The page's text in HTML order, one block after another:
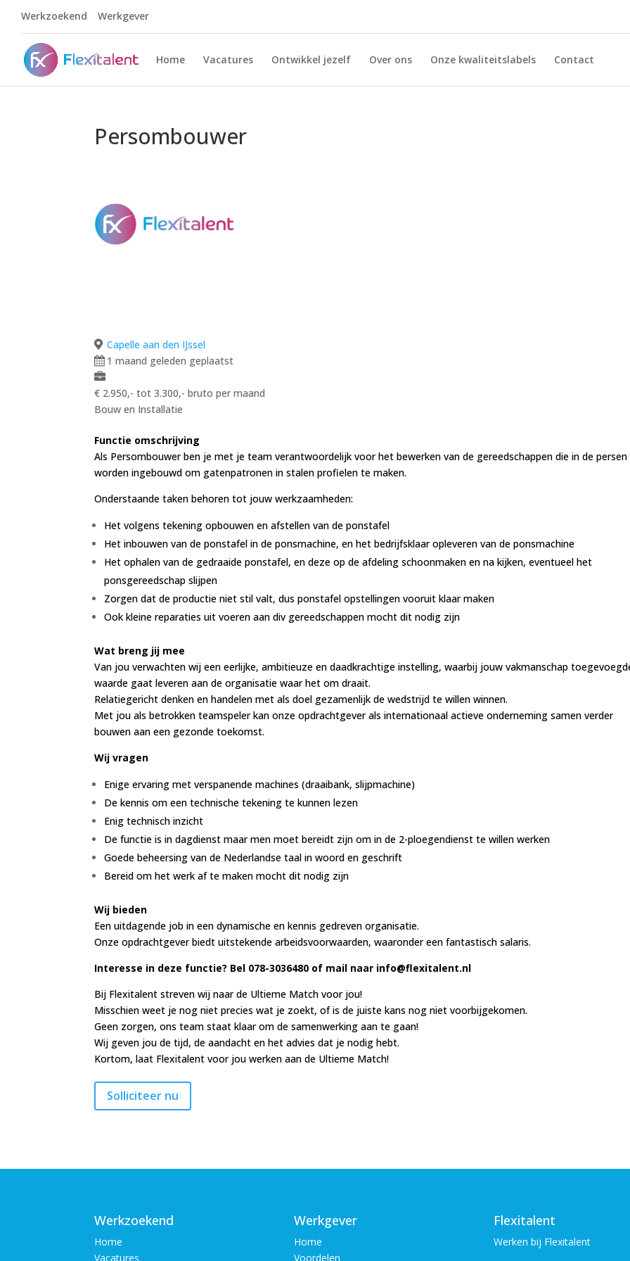
Werkzoekend Werkgever
Home Vacatures Ontwikkel jezelf Over ons Onze kwaliteitslabels Contact
Persombouwer
Capelle aan den IJssel
1 maand geleden geplaatst
€ 2.950,- tot 3.300,- bruto per maand
Bouw en Installatie
Functie omschrijving
Als Persombouwer ben je met je team verantwoordelijk voor het bewerken van de gereedschappen die in de persen
worden ingebouwd om gatenpatronen in stalen profielen te maken.
Onderstaande taken behoren tot jouw werkzaamheden:
Het volgens tekening opbouwen en afstellen van de ponstafel
Het inbouwen van de ponstafel in de ponsmachine, en het bedrijfsklaar opleveren van de ponsmachine
Het ophalen van de gedraaide ponstafel, en deze op de afdeling schoonmaken en na kijken, eventueel het
ponsgereedschap slijpen
Zorgen dat de productie niet stil valt, dus ponstafel opstellingen vooruit klaar maken
Ook kleine reparaties uit voeren aan div gereedschappen mocht dit nodig zijn
Wat breng jij mee
Van jou verwachten wij een eerlijke, ambitieuze en daadkrachtige instelling, waarbij jouw vakmanschap
waarde gaat leveren aan de organisatie waar het om draait.
Relatiegericht denken en handelen met als doel gezamenlijk de wedstrijd te willen winnen.
Met jou als betrokken teamspeler kan onze opdrachtgever als internationaal actieve onderneming samen verder
bouwen aan een gezonde toekomst.
Wij vragen
Enige ervaring met verspanende machines (draaibank, slijpmachine)
De kennis om een technische tekening te kunnen lezen
Enig technisch inzicht
De functie is in dagdienst maar men moet bereidt zijn om in de 2-ploegendienst te willen werken
Goede beheersing van de Nederlandse taal in woord en geschrift
Bereid om het werk af te maken mocht dit nodig zijn
Wij bieden
Een uitdagende job in een dynamische en kennis gedreven organisatie.
Onze opdrachtgever biedt uitstekende arbeidsvoorwaarden, waaronder een fantastisch salaris.
Interesse in deze functie? Bel 078-3036480 of mail naar info@flexitalent.nl
Bij Flexitalent streven wij naar de Ultieme Match voor jou!
Misschien weet je nog niet precies wat je zoekt, of is de juiste kans nog niet voorbijgekomen.
Geen zorgen, ons team staat klaar om de samenwerking aan te gaan!
Wij geven jou de tijd, de aandacht en het advies dat je nodig hebt.
Kortom, laat Flexitalent voor jou werken aan de Ultieme Match!
Werkzoekend
Home
Vacatures
Werkgever
Home
Voordelen
Flexitalent
Werken bij Flexitalent